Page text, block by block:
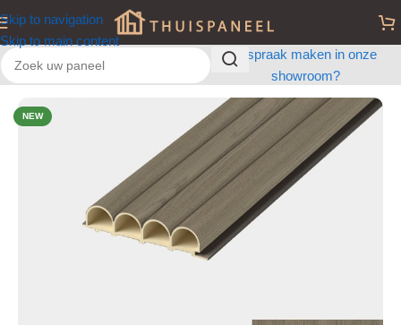
Skip to navigation
Skip to main content
Afspraak maken in onze
showroom?
Golvend
NEW